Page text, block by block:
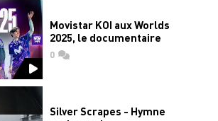
Movistar KOI aux Worlds
2025, le documentaire
0commentaires
Silver Scrapes - Hymne